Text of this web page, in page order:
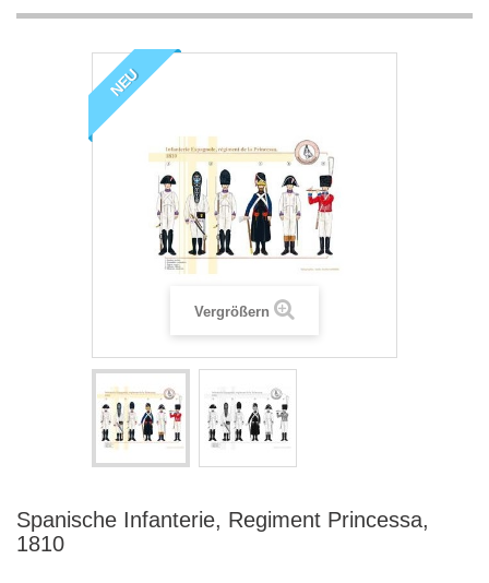
NEU
Vergrößern
Spanische Infanterie, Regiment Princessa,
1810